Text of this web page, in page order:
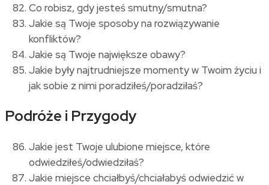
Co robisz, gdy jesteś smutny/smutna?
Jakie są Twoje sposoby na rozwiązywanie
konfliktów?
Jakie są Twoje największe obawy?
Jakie były najtrudniejsze momenty w Twoim życiu i
jak sobie z nimi poradziłeś/poradziłaś?
Podróże i Przygody
Jakie jest Twoje ulubione miejsce, które
odwiedziłeś/odwiedziłaś?
Jakie miejsce chciałbyś/chciałabyś odwiedzić w